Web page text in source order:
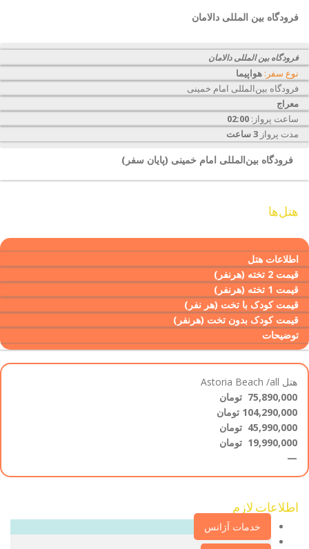
فرودگاه بین المللی دالامان
فرودگاه بین المللی دالامان
نوع سفر: هواپیما
فرودگاه بین‌المللی امام خمینی
معراج
ساعت پرواز: 02:00
مدت پرواز 3 ساعت
فرودگاه بین‌المللی امام خمینی (پایان سفر)
هتل‌ها
اطلاعات هتل
قیمت 2 تخته (هرنفر)
قیمت 1 تخته (هرنفر)
قیمت کودک با تخت (هر نفر)
قیمت کودک بدون تخت (هرنفر)
توضیحات
هتل Astoria Beach /all
75,890,000 تومان
104,290,000 تومان
45,990,000 تومان
19,990,000 تومان
—
اطلاعات لازم‌
خدمات آژانس